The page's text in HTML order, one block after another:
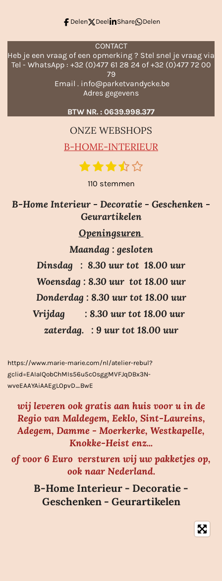
Delen Deel Share Delen
CONTACT
Heb je een vraag of een opmerking ? Stel snel je vraag via
Tel - WhatsApp : +32 (0)477 61 28 24 of +32 (0)477 72 00
79
Email . info@parketvandycke.be
Adres gegevens
BTW NR. : 0639.998.377
ONZE WEBSHOPS
B-HOME-INTERIEUR
e
n
1
e
r
2
s
t
e
r
e
n
3
s
t
e
r
e
n
4
t
e
r
e
n
5
t
e
r
e
n
S
m
110 stemmen
B-Home Interieur - Decoratie - Geschenken -
Geurartikelen
Openingsuren
Maandag : gesloten
Dinsdag : 8.30 uur tot 18.00 uur
Woensdag : 8.30 uur tot 18.00 uur
Donderdag : 8.30 uur tot 18.00 uur
Vrijdag : 8.30 uur tot 18.00 uur
zaterdag. : 9 uur tot 18.00 uur
https://www.marie-marie.com/nl/atelier-rebul?
gclid=EAIaIQobChMIs56u5cOsggMVFJqDBx3N-
wveEAAYAiAAEgLOpvD_BwE
wij leveren ook gratis aan huis voor u in de
Regio van Maldegem, Eeklo, Sint-Laureins,
Adegem, Damme - Moerkerke, Westkapelle,
Knokke-Heist enz...
of voor 6 Euro versturen wij uw pakketjes op,
ook naar Nederland.
B-Home Interieur - Decoratie -
Geschenken - Geurartikelen